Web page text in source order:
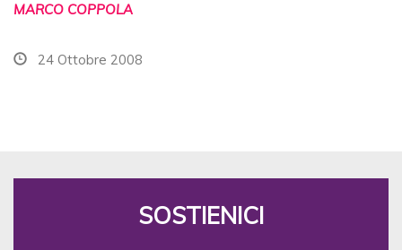
MARCO COPPOLA
24 Ottobre 2008
SOSTIENICI